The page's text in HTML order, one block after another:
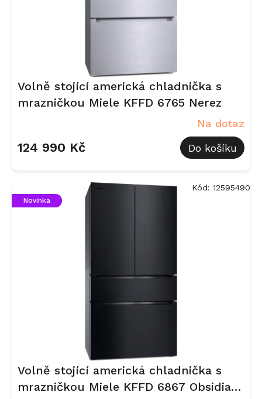
Volně stojící americká chladnička s
mrazničkou Miele KFFD 6765 Nerez
Na dotaz
124 990 Kč Do košíku
Novinka
Volně stojící americká chladnička s
mrazničkou Miele KFFD 6867 Obsidian
Kód: 12595490